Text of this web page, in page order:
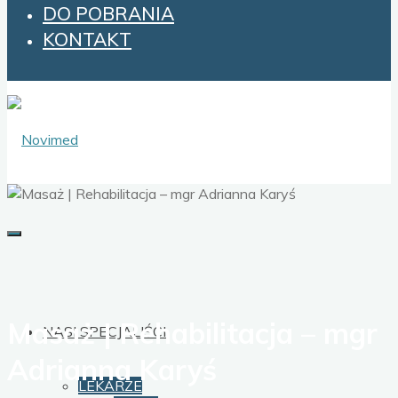
DO POBRANIA
KONTAKT
NASI SPECJALIŚCI
LEKARZE
Masaż | Rehabilitacja – mgr
Adrianna Karyś